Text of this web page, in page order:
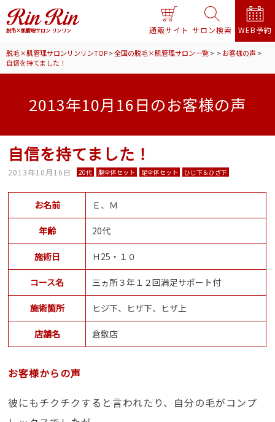
脱毛×肌管理サロン リンリン 通販サイト サロン検索 WEB予約
脱毛×肌管理サロンリンリンTOP>全国の脱毛×肌管理サロン一覧> >お客様の声 >
自信を持てました！
2013年10月16日のお客様の声
自信を持てました！
2013年10月16日 20代 腕全体セット 足全体セット ひじ下＆ひざ下
お名前 Ｅ、Ｍ
年齢 20代
施術日 Ｈ25・１０
コース名 三ヵ所３年１２回満足サポート付
施術箇所 ヒジ下、ヒザ下、ヒザ上
店舗名 倉敷店
お客様からの声
彼にもチクチクすると言われたり、自分の毛がコンプ